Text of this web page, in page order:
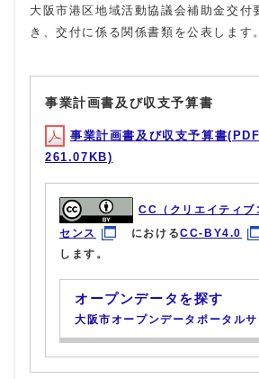
大阪市港区地域活動協議会補助金交付
き、交付に係る関係書類を公表します。
事業計画書及び収支予算書
事業計画書及び収支予算書
261.07KB)
CC（クリエイティブ
センス
におけるCC-BY4.0
します。
オープンデータを探す
大阪市オープンデータポータルサ